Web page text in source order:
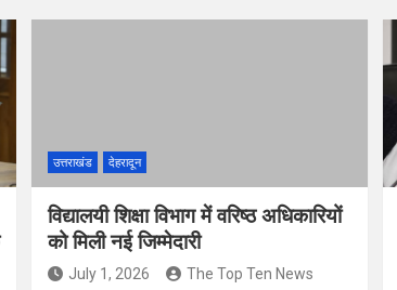
उत्तराखंड देहरादून
विद्यालयी शिक्षा विभाग में वरिष्ठ अधिकारियों
को मिली नई जिम्मेदारी
July 1, 2026 The Top Ten News